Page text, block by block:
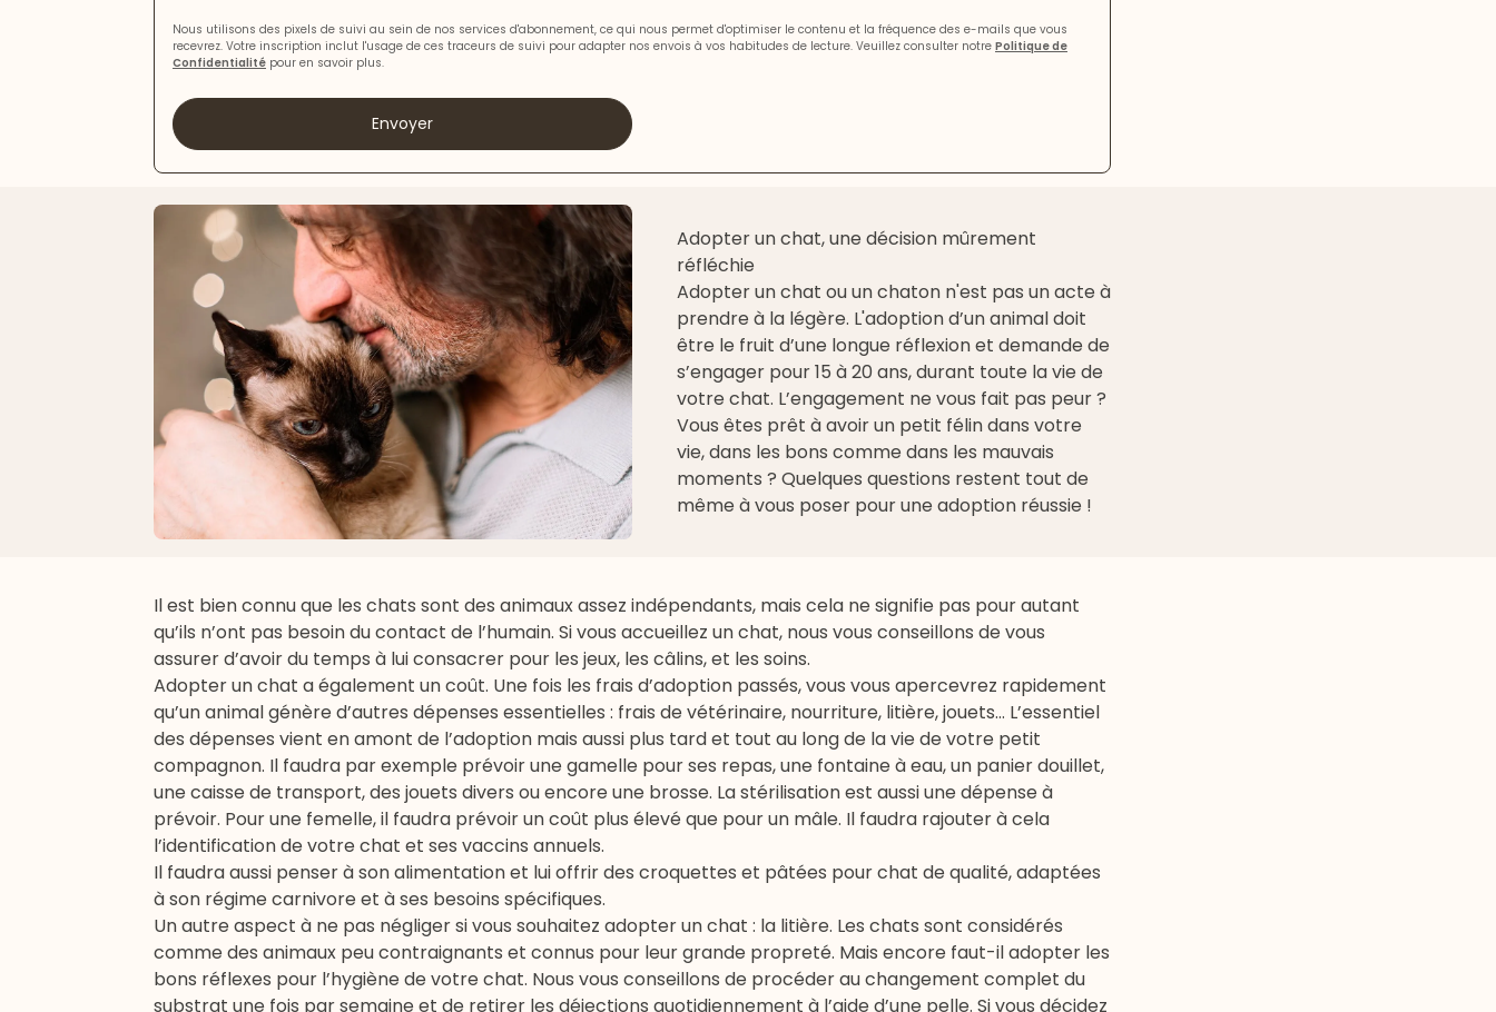
Nous utilisons des pixels de suivi au sein de nos services d'abonnement, ce qui nous permet d'optimiser le contenu et la fréquence des e-mails que vous
recevrez. Votre inscription inclut l'usage de ces traceurs de suivi pour adapter nos envois à vos habitudes de lecture. Veuillez consulter notre Politique de
Confidentialité pour en savoir plus.
Envoyer
Adopter un chat, une décision mûrement
réfléchie
Adopter un chat ou un chaton n'est pas un acte à
prendre à la légère. L'adoption d’un animal doit
être le fruit d’une longue réflexion et demande de
s’engager pour 15 à 20 ans, durant toute la vie de
votre chat. L’engagement ne vous fait pas peur ?
Vous êtes prêt à avoir un petit félin dans votre
vie, dans les bons comme dans les mauvais
moments ? Quelques questions restent tout de
même à vous poser pour une adoption réussie !
Il est bien connu que les chats sont des animaux assez indépendants, mais cela ne signifie pas pour autant
qu’ils n’ont pas besoin du contact de l’humain. Si vous accueillez un chat, nous vous conseillons de vous
assurer d’avoir du temps à lui consacrer pour les jeux, les câlins, et les soins.
Adopter un chat a également un coût. Une fois les frais d’adoption passés, vous vous apercevrez rapidement
qu’un animal génère d’autres dépenses essentielles : frais de vétérinaire, nourriture, litière,jouets… L’essentiel
des dépenses vient en amont de l’adoption mais aussi plus tard et tout au long de la vie de votre petit
compagnon. Il faudra par exemple prévoir une gamelle pour ses repas, une fontaine à eau, un panier douillet,
une caisse de transport, des jouets divers ou encore une brosse. La stérilisation est aussi une dépense à
prévoir. Pour une femelle, il faudra prévoir un coût plus élevé que pour un mâle. Il faudra rajouter à cela
l’identification de votre chat et ses vaccins annuels.
Il faudra aussi penser à sonalimentationet lui offrir des croquettes et pâtées pour chat de qualité, adaptées
à son régime carnivore et à ses besoins spécifiques.
Un autre aspect à ne pas négliger si vous souhaitez adopter un chat : la litière. Les chats sont considérés
comme des animaux peu contraignants et connus pour leur grande propreté. Mais encore faut-il adopter les
bons réflexes pour l’hygiène de votre chat. Nous vous conseillons de procéder au changement complet du
substrat une fois par semaine et de retirer les déjections quotidiennement à l’aide d’une pelle. Si vous décidez